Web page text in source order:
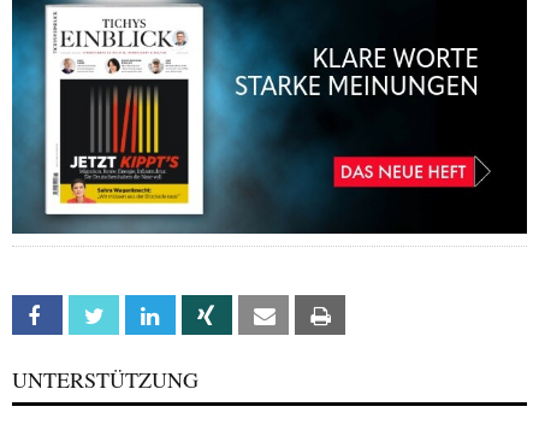
Facebook Twitter Linkedin Xing Email
UNTERSTÜTZUNG